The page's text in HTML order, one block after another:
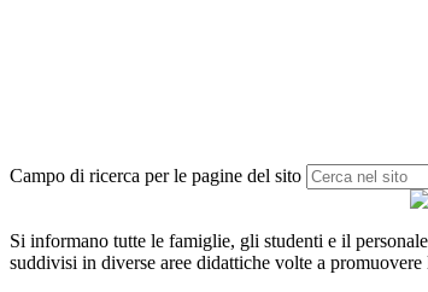
Campo di ricerca per le pagine del sito
Si informano tutte le famiglie, gli studenti e il
suddivisi in diverse aree didattiche volte a